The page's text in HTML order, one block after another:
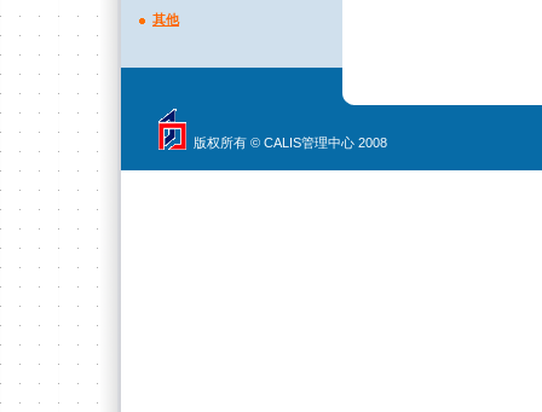
其他
版权所有 © CALIS管理中心 2008